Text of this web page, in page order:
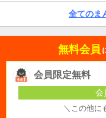
全てのま
無料会員
会員限定無料
会
＼この他に